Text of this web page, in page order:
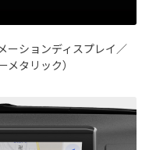
ーションディスプレイ／
タリック）